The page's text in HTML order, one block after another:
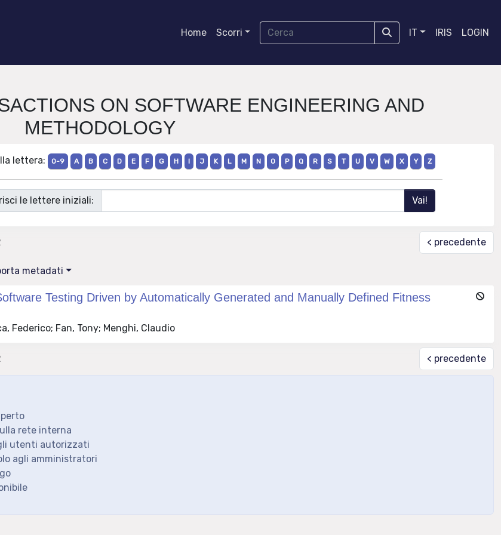
Home Scorri IT IRIS LOGIN
ON SOFTWARE ENGINEERING AND
METHODOLOGY
lettera: 0-9 A B C D E F G H I J K L M N O P Q R S T U V W X Y Z
le lettere iniziali:
< precedente
metadati
Testing Driven by Automatically Generated and Manually Defined Fitness
Federico; Fan, Tony; Menghi, Claudio
< precedente
rete interna
utenti autorizzati
agli amministratori